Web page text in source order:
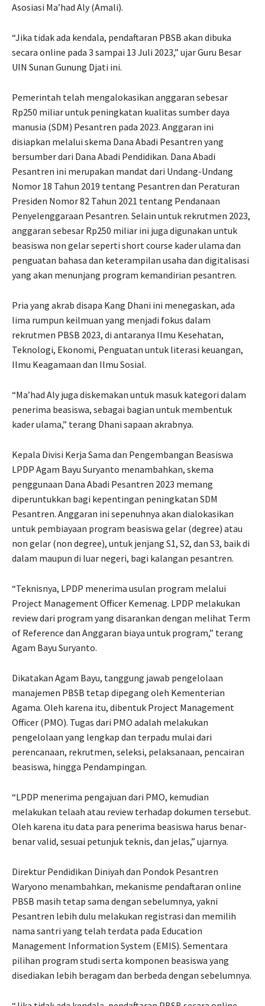
Asosiasi Ma’had Aly (Amali).
“Jika tidak ada kendala, pendaftaran PBSB akan dibuka
secara online pada 3 sampai 13 Juli 2023,” ujar Guru Besar
UIN Sunan Gunung Djati ini.
Pemerintah telah mengalokasikan anggaran sebesar
Rp250 miliar untuk peningkatan kualitas sumber daya
manusia (SDM) Pesantren pada 2023. Anggaran ini
disiapkan melalui skema Dana Abadi Pesantren yang
bersumber dari Dana Abadi Pendidikan. Dana Abadi
Pesantren ini merupakan mandat dari Undang-Undang
Nomor 18 Tahun 2019 tentang Pesantren dan Peraturan
Presiden Nomor 82 Tahun 2021 tentang Pendanaan
Penyelenggaraan Pesantren. Selain untuk rekrutmen 2023,
anggaran sebesar Rp250 miliar ini juga digunakan untuk
beasiswa non gelar seperti short course kader ulama dan
penguatan bahasa dan keterampilan usaha dan digitalisasi
yang akan menunjang program kemandirian pesantren.
Pria yang akrab disapa Kang Dhani ini menegaskan, ada
lima rumpun keilmuan yang menjadi fokus dalam
rekrutmen PBSB 2023, di antaranya Ilmu Kesehatan,
Teknologi, Ekonomi, Penguatan untuk literasi keuangan,
Ilmu Keagamaan dan Ilmu Sosial.
“Ma’had Aly juga diskemakan untuk masuk kategori dalam
penerima beasiswa, sebagai bagian untuk membentuk
kader ulama,” terang Dhani sapaan akrabnya.
Kepala Divisi Kerja Sama dan Pengembangan Beasiswa
LPDP Agam Bayu Suryanto menambahkan, skema
penggunaan Dana Abadi Pesantren 2023 memang
diperuntukkan bagi kepentingan peningkatan SDM
Pesantren. Anggaran ini sepenuhnya akan dialokasikan
untuk pembiayaan program beasiswa gelar (degree) atau
non gelar (non degree), untuk jenjang S1, S2, dan S3, baik di
dalam maupun di luar negeri, bagi kalangan pesantren.
“Teknisnya, LPDP menerima usulan program melalui
Project Management Officer Kemenag. LPDP melakukan
review dari program yang disarankan dengan melihat Term
of Reference dan Anggaran biaya untuk program,” terang
Agam Bayu Suryanto.
Dikatakan Agam Bayu, tanggung jawab pengelolaan
manajemen PBSB tetap dipegang oleh Kementerian
Agama. Oleh karena itu, dibentuk Project Management
Officer (PMO). Tugas dari PMO adalah melakukan
pengelolaan yang lengkap dan terpadu mulai dari
perencanaan, rekrutmen, seleksi, pelaksanaan, pencairan
beasiswa, hingga Pendampingan.
“LPDP menerima pengajuan dari PMO, kemudian
melakukan telaah atau review terhadap dokumen tersebut.
Oleh karena itu data para penerima beasiswa harus benar-
benar valid, sesuai petunjuk teknis, dan jelas,” ujarnya.
Direktur Pendidikan Diniyah dan Pondok Pesantren
Waryono menambahkan, mekanisme pendaftaran online
PBSB masih tetap sama dengan sebelumnya, yakni
Pesantren lebih dulu melakukan registrasi dan memilih
nama santri yang telah terdata pada Education
Management Information System (EMIS). Sementara
pilihan program studi serta komponen beasiswa yang
disediakan lebih beragam dan berbeda dengan sebelumnya.